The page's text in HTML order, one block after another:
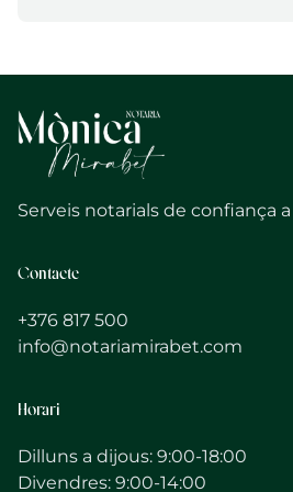
Serveis notarials de confiança
Contacte
+376 817 500
info@notariamirabet.com
Horari
Dilluns a dijous: 9:00-18:00
Divendres: 9:00-14:00